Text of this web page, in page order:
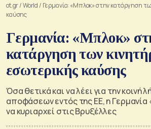
ot.gr/World / Γερμανία: «Μπλοκ» στην κατάργηση
καύσης
Γερμανία: «Μπλοκ»
κατάργηση των
εσωτερικής καύσης
Όσα θετικά και να λέει για την κοινή
αποφάσεων εντός της ΕΕ, η Γερμανία
να κυριαρχεί στις Βρυξέλλες